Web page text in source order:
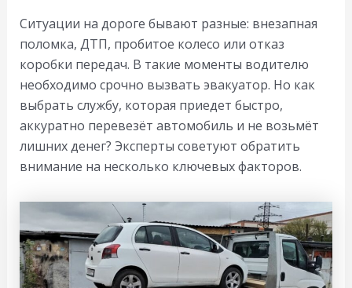
Ситуации на дороге бывают разные: внезапная
поломка, ДТП, пробитое колесо или отказ
коробки передач. В такие моменты водителю
необходимо срочно вызвать эвакуатор. Но как
выбрать службу, которая приедет быстро,
аккуратно перевезёт автомобиль и не возьмёт
лишних денег? Эксперты советуют обратить
внимание на несколько ключевых факторов.